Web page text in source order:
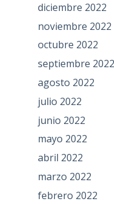
diciembre 2022
noviembre 2022
octubre 2022
septiembre 2022
agosto 2022
julio 2022
junio 2022
mayo 2022
abril 2022
marzo 2022
febrero 2022